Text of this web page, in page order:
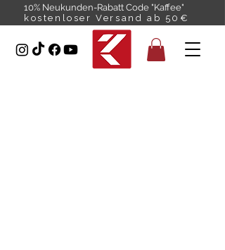
10% Neukunden-Rabatt Code "Kaffee"
kostenloser Versand ab 50€